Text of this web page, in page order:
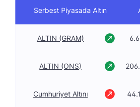
Serbest Piyasada Altın
ALTIN (GRAM)
ALTIN (ONS)
Cumhuriyet Altını